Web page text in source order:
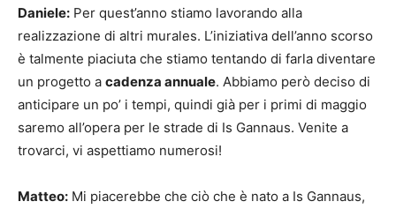
Daniele: Per quest’anno stiamo lavorando alla
realizzazione di altri murales. L’iniziativa dell’anno scorso
è talmente piaciuta che stiamo tentando di farla diventare
un progetto a cadenza annuale. Abbiamo però deciso di
anticipare un po’ i tempi, quindi già per i primi di maggio
saremo all’opera per le strade di Is Gannaus. Venite a
trovarci, vi aspettiamo numerosi!
Matteo: Mi piacerebbe che ciò che è nato a Is Gannaus,